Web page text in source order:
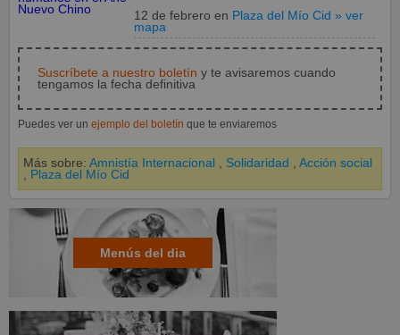
12 de febreroen Plaza del Mío Cid » ver
mapa
Suscríbete a nuestro boletín y te avisaremos cuando
tengamos la fecha definitiva
Puedes ver un ejemplo del boletín que te enviaremos
Más sobre: Amnistía Internacional Solidaridad
Acción social
Plaza del Mío Cid
Menús del dia